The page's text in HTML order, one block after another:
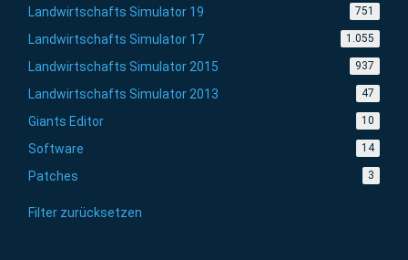
Landwirtschafts Simulator 19 751
Landwirtschafts Simulator 17 1.055
Landwirtschafts Simulator 2015 937
Landwirtschafts Simulator 2013 47
Giants Editor 10
Software 14
Patches 3
Filter zurücksetzen